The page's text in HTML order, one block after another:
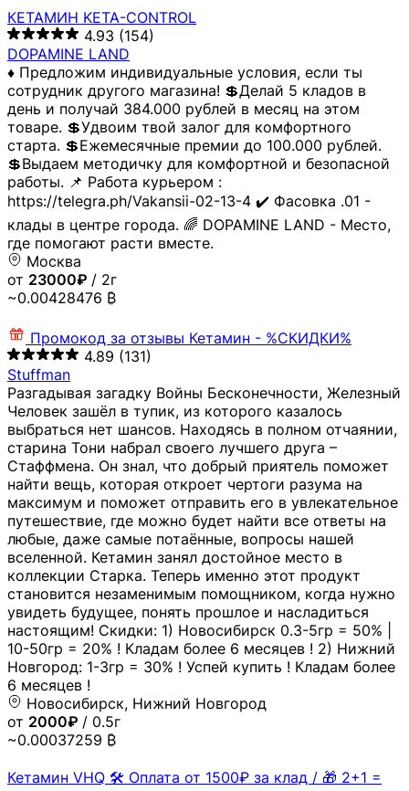
КЕТАМИН KETA-CONTROL
4.93 (154)
DOPAMINE LAND
♦️ Предложим индивидуальные условия, если ты
сотрудник другого магазина! 💲Делай 5 кладов в
день и получай 384.000 рублей в месяц на этом
товаре. 💲Удвоим твой залог для комфортного
старта. 💲Ежемесячные премии до 100.000 рублей.
💲Выдаем методичку для комфортной и безопасной
работы. 📌 Работа курьером :
https://telegra.ph/Vakansii-02-13-4 ✔️ Фасовка .01 -
клады в центре города. 🌈 DOPAMINE LAND - Место,
где помогают расти вместе.
Москва
от 23000₽ / 2г
~0.00428476 ₿
Промокод за отзывы Кетамин - %СКИДКИ%
4.89 (131)
Stuffman
Разгадывая загадку Войны Бесконечности, Железный
Человек зашёл в тупик, из которого казалось
выбраться нет шансов. Находясь в полном отчаянии,
старина Тони набрал своего лучшего друга –
Стаффмена. Он знал, что добрый приятель поможет
найти вещь, которая откроет чертоги разума на
максимум и поможет отправить его в увлекательное
путешествие, где можно будет найти все ответы на
любые, даже самые потаённые, вопросы нашей
вселенной. Кетамин занял достойное место в
коллекции Старка. Теперь именно этот продукт
становится незаменимым помощником, когда нужно
увидеть будущее, понять прошлое и насладиться
настоящим! Скидки: 1) Новосибирск 0.3-5гр = 50% |
10-50гр = 20% ! Кладам более 6 месяцев ! 2) Нижний
Новгород: 1-3гр = 30% ! Успей купить ! Кладам более
6 месяцев !
Новосибирск, Нижний Новгород
от 2000₽ / 0.5г
~0.00037259 ₿
Кетамин VHQ 🛠 Оплата от 1500₽ за клад / 🎁 2+1 =